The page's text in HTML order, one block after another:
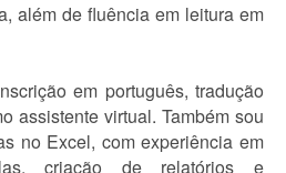
além de fluência em leitura em
em português, tradução
assistente virtual. Também sou
no Excel, com experiência em
criação de relatórios e